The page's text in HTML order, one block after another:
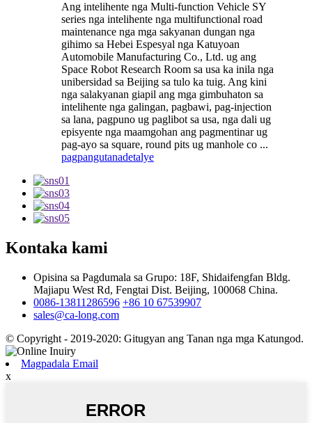
Ang intelihente nga Multi-function Vehicle SY
series nga intelihente nga multifunctional road
maintenance nga mga sakyanan dungan nga
gihimo sa Hebei Espesyal nga Katuyoan
Automobile Manufacturing Co., Ltd. ug ang
Space Robot Research Room sa usa ka inila nga
unibersidad sa Beijing sa tulo ka tuig. Ang kini
nga salakyanan giapil ang mga gimbuhaton sa
intelihente nga galingan, pagbawi, pag-injection
sa lana, pagpuno ug paglibot sa usa, nga dali ug
episyente nga maamgohan ang pagmentinar ug
pag-ayo sa square, round pits ug manhole co ...
pagpangutanadetalye
Kontaka kami
Opisina sa Pagdumala sa Grupo: 18F, Shidaifengfan Bldg.
Majiapu West Rd, Fengtai Dist. Beijing, 100068 China.
0086-13811286596 +86 10 67539907
sales@ca-long.com
© Copyright - 2019-2020: Gitugyan ang Tanan nga mga Katungod.
Magpadala Email
x